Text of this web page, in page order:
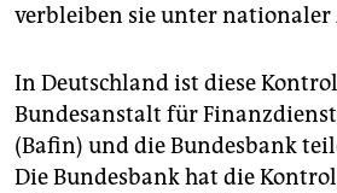
verbleiben sie unter nationaler
In Deutschland ist diese
Bundesanstalt für
(Bafin) und die Bundesbank
Die Bundesbank hat die